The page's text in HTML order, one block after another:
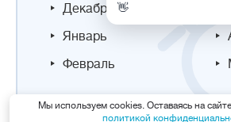
Декабрь
Январь
Февраль
Мы используем cookies. Оставаясь на
политикой
👋